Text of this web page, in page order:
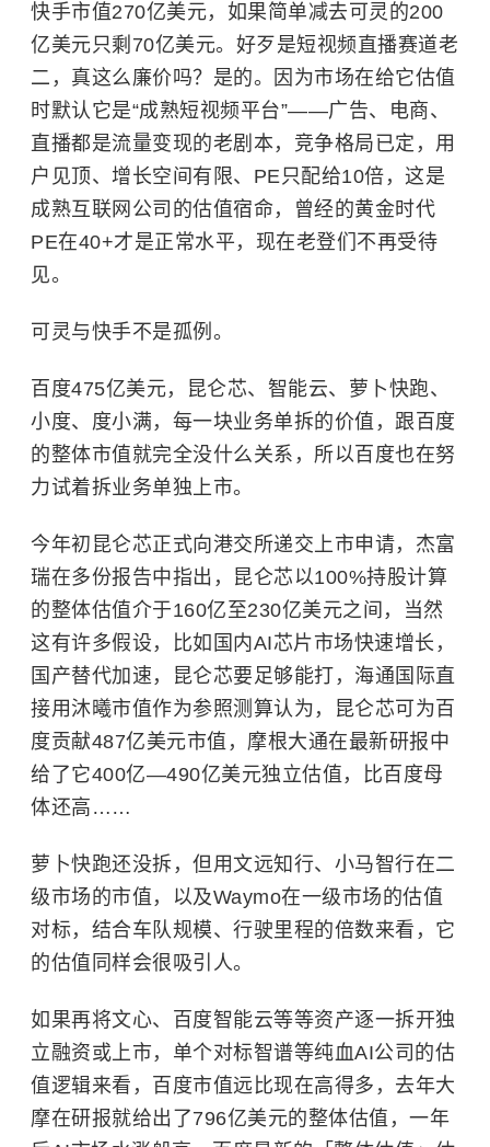
快手市值270亿美元，如果简单减去可灵的200
亿美元只剩70亿美元。好歹是短视频直播赛道老
二，真这么廉价吗？是的。因为市场在给它估值
时默认它是“成熟短视频平台”——广告、电商、
直播都是流量变现的老剧本，竞争格局已定，用
户见顶、增长空间有限、PE只配给10倍，这是
成熟互联网公司的估值宿命，曾经的黄金时代
PE在40+才是正常水平，现在老登们不再受待
见。
可灵与快手不是孤例。
百度475亿美元，昆仑芯、智能云、 萝卜快跑、
小度、度小满，每一块业务单拆的价值，跟百度
的整体市值就完全没什么关系，所以百度也在努
力试着拆业务单独上市。
今年初昆仑芯正式向港交所递交上市申请，杰富
瑞在多份报告中指出，昆仑芯以100%持股计算
的整体估值介于160亿至230亿美元之间，当然
这有许多假设，比如国内AI芯片市场快速增长，
国产替代加速，昆仑芯要足够能打，海通国际直
接用沐曦市值作为参照测算认为，昆仑芯可为百
度贡献487亿美元市值，摩根大通在最新研报中
给了它400亿—490亿美元独立估值，比百度母
体还高……
萝卜快跑还没拆，但用文远知行、小马智行在二
级市场的市值，以及Waymo在一级市场的估值
对标，结合车队规模、行驶里程的倍数来看，它
的估值同样会很吸引人。
如果再将文心、百度智能云等等资产逐一拆开独
立融资或上市，单个对标智谱等纯血AI公司的估
值逻辑来看，百度市值远比现在高得多，去年大
摩在研报就给出了796亿美元的整体估值，一年